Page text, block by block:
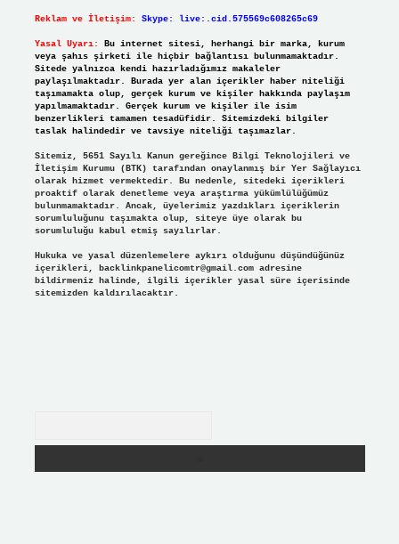
Reklam ve İletişim: Skype: live:.cid.575569c608265c69
Yasal Uyarı:
Bu internet sitesi, herhangi bir marka, kurum
veya şahıs şirketi ile hiçbir bağlantısı bulunmamaktadır.
Sitede yalnızca kendi hazırladığımız makaleler
paylaşılmaktadır. Burada yer alan içerikler haber niteliği
taşımamakta olup, gerçek kurum ve kişiler hakkında paylaşım
yapılmamaktadır. Gerçek kurum ve kişiler ile isim
benzerlikleri tamamen tesadüfidir. Sitemizdeki bilgiler
taslak halindedir ve tavsiye niteliği taşımazlar.
Sitemiz, 5651 Sayılı Kanun gereğince Bilgi Teknolojileri ve
İletişim Kurumu (BTK) tarafından onaylanmış bir Yer Sağlayıcı
olarak hizmet vermektedir. Bu nedenle, sitedeki içerikleri
proaktif olarak denetleme veya araştırma yükümlülüğümüz
bulunmamaktadır. Ancak, üyelerimiz yazdıkları içeriklerin
sorumluluğunu taşımakta olup, siteye üye olarak bu
sorumluluğu kabul etmiş sayılırlar.
Hukuka ve yasal düzenlemelere aykırı olduğunu düşündüğünüz
içerikleri, backlinkpanelicomtr@gmail.comadresine
bildirmeniz halinde, ilgili içerikler yasal süre içerisinde
sitemizden kaldırılacaktır.